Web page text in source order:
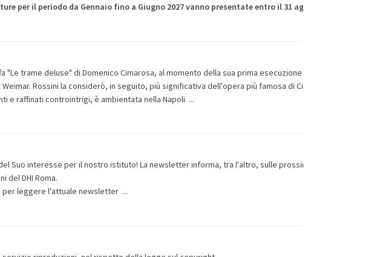
per il periodo da Gennaio fino a Giugno 2027 vanno presentate entro il 31 agosto 2026
"Le trame deluse" di Domenico Cimarosa, al momento della sua prima esecuzione nel 1786
Rossini la considerò, in seguito, più significativa dell'opera più famosa di Cimarosa "Il
e raffinati controintrigi, è ambientata nella Napoli ...
Suo interesse per il nostro istituto! La newsletter informa, tra l'altro, sulle prossime
del DHI Roma.
per leggerel'attuale newsletter ...